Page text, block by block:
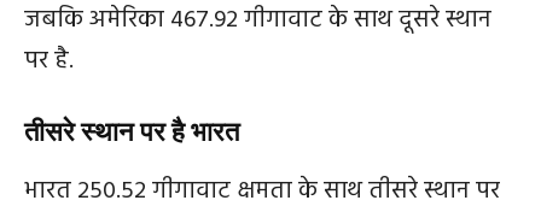
जबकि अमेरिका 467.92 गीगावाट के साथ दूसरे स्थान
पर है.
तीसरे स्थान पर है भारत
भारत 250.52 गीगावाट क्षमता के साथ तीसरे स्थान पर